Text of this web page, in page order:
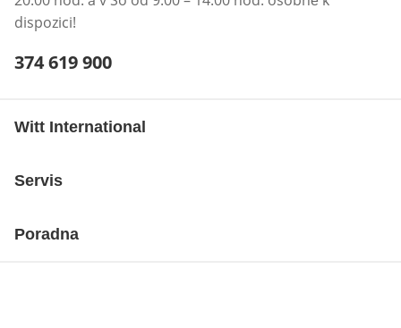
dispozici!
Telefonní číslo:
374 619 900
Witt International
Servis
Poradna